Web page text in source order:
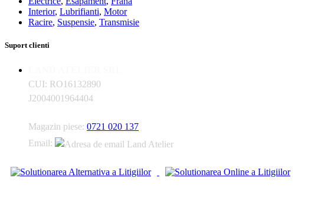
Interior, Lubrifianti, Motor
Racire, Suspensie, Transmisie
Suport clienti
CUI: RO16132890
J2004001964404
Magazin piese: 0721 020 137
Email: